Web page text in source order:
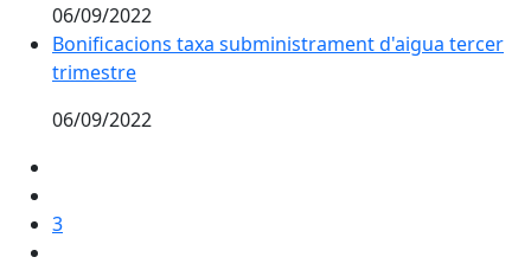
06/09/2022
Bonificacions taxa subministrament d'aigua tercer
trimestre
06/09/2022
3